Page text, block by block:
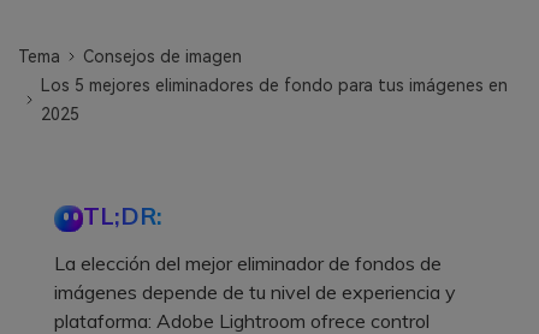
Tema
Consejos de imagen
Los 5 mejores eliminadores de fondo para tus imágenes en
2025
TL;DR:
La elección del mejor eliminador de fondos de
imágenes depende de tu nivel de experiencia y
plataforma: Adobe Lightroom ofrece control